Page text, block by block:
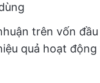
trên vốn
quả hoạt